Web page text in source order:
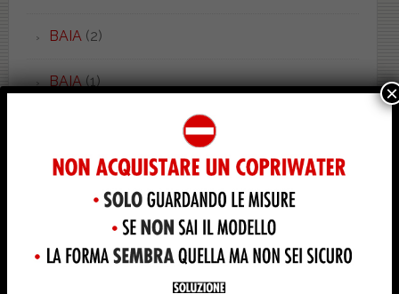
BAIA (2)
BAIA(1)
BAMBY(1)
BELLA EPOQUE(8)
BELLE ARTI(1)
×